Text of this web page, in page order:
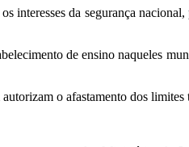
da segurança
de ensino naqueles
o afastamento dos